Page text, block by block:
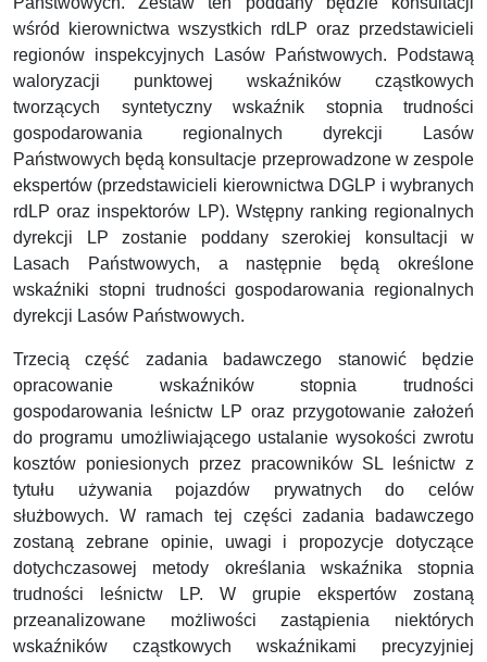
wśród kierownictwa wszystkich rdLP oraz przedstawicieli
regionów inspekcyjnych Lasów Państwowych. Podstawą
waloryzacji punktowej wskaźników cząstkowych
tworzących syntetyczny wskaźnik stopnia trudności
gospodarowania regionalnych dyrekcji Lasów
Państwowych będą konsultacje przeprowadzone w zespole
ekspertów (przedstawicieli kierownictwa DGLP i wybranych
rdLP oraz inspektorów LP). Wstępny ranking regionalnych
dyrekcji LP zostanie poddany szerokiej konsultacji w
Lasach Państwowych, a następnie będą określone
wskaźniki stopni trudności gospodarowania regionalnych
dyrekcji Lasów Państwowych.
Trzecią część zadania badawczego stanowić będzie
opracowanie wskaźników stopnia trudności
gospodarowania leśnictw LP oraz przygotowanie założeń
do programu umożliwiającego ustalanie wysokości zwrotu
kosztów poniesionych przez pracowników SL leśnictw z
tytułu używania pojazdów prywatnych do celów
służbowych. W ramach tej części zadania badawczego
zostaną zebrane opinie, uwagi i propozycje dotyczące
dotychczasowej metody określania wskaźnika stopnia
trudności leśnictw LP. W grupie ekspertów zostaną
przeanalizowane możliwości zastąpienia niektórych
wskaźników cząstkowych wskaźnikami precyzyjniej